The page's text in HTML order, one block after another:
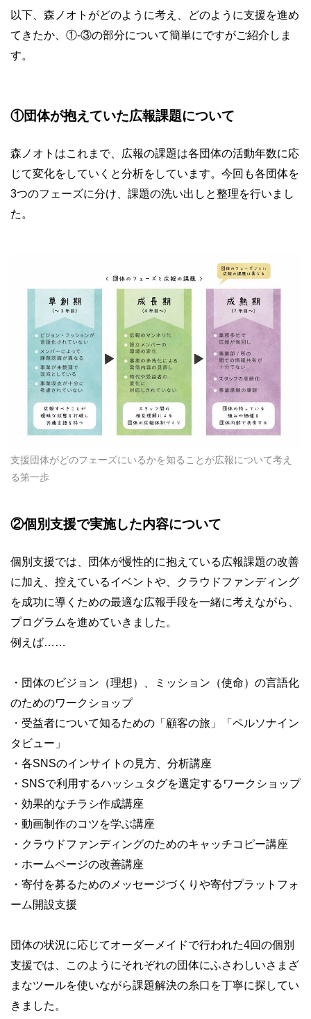
以下、森ノオトがどのように考え、どのように支援を進め
てきたか、①-③の部分について簡単にですがご紹介しま
す。
①団体が抱えていた広報課題について
森ノオトはこれまで、広報の課題は各団体の活動年数に応
じて変化をしていくと分析をしています。今回も各団体を
3つのフェーズに分け、課題の洗い出しと整理を行いまし
た。
支援団体がどのフェーズにいるかを知ることが広報について考え
る第一歩
②個別支援で実施した内容について
個別支援では、団体が慢性的に抱えている広報課題の改善
に加え、控えているイベントや、クラウドファンディング
を成功に導くための最適な広報手段を一緒に考えながら、
プログラムを進めていきました。
例えば……
・団体のビジョン（理想）、ミッション（使命）の言語化
のためのワークショップ
・受益者について知るための「顧客の旅」「ペルソナイン
タビュー」
・各SNSのインサイトの見方、分析講座
・SNSで利用するハッシュタグを選定するワークショップ
・効果的なチラシ作成講座
・動画制作のコツを学ぶ講座
・クラウドファンディングのためのキャッチコピー講座
・ホームページの改善講座
・寄付を募るためのメッセージづくりや寄付プラットフォ
ーム開設支援
団体の状況に応じてオーダーメイドで行われた4回の個別
支援では、このようにそれぞれの団体にふさわしいさまざ
まなツールを使いながら課題解決の糸口を丁寧に探してい
きました。